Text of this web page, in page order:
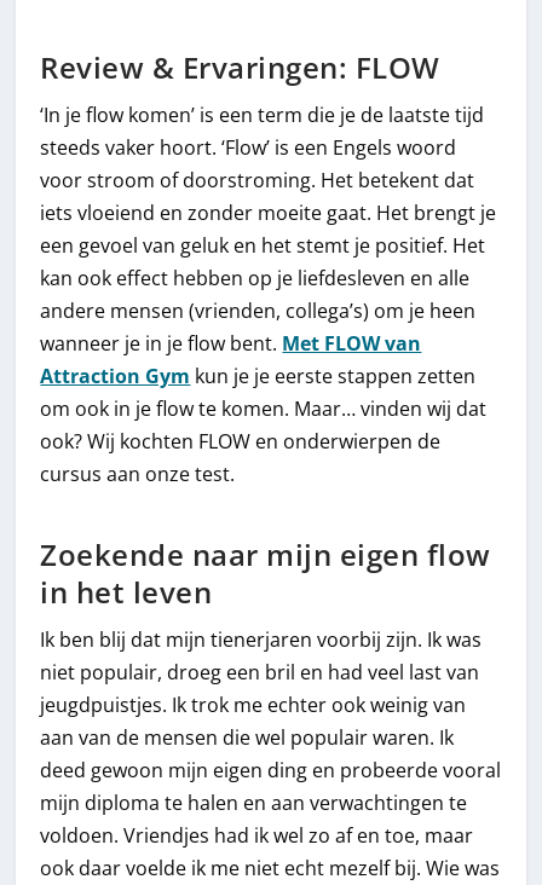
Review & Ervaringen: FLOW
‘In je flow komen’ is een term die je de laatste tijd
steeds vaker hoort. ‘Flow’ is een Engels woord
voor stroom of doorstroming. Het betekent dat
iets vloeiend en zonder moeite gaat. Het brengt je
een gevoel van geluk en het stemt je positief. Het
kan ook effect hebben op je liefdesleven en alle
andere mensen (vrienden, collega’s) om je heen
wanneer je in je flow bent. Met FLOW van
Attraction Gym kun je je eerste stappen zetten
om ook in je flow te komen. Maar… vinden wij dat
ook? Wij kochten FLOW en onderwierpen de
cursus aan onze test.
Zoekende naar mijn eigen flow
in het leven
Ik ben blij dat mijn tienerjaren voorbij zijn. Ik was
niet populair, droeg een bril en had veel last van
jeugdpuistjes. Ik trok me echter ook weinig van
aan van de mensen die wel populair waren. Ik
deed gewoon mijn eigen ding en probeerde vooral
mijn diploma te halen en aan verwachtingen te
voldoen. Vriendjes had ik wel zo af en toe, maar
ook daar voelde ik me niet echt mezelf bij. Wie was